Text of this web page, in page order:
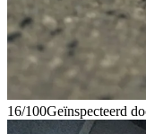
16/100Geïnspecteerd